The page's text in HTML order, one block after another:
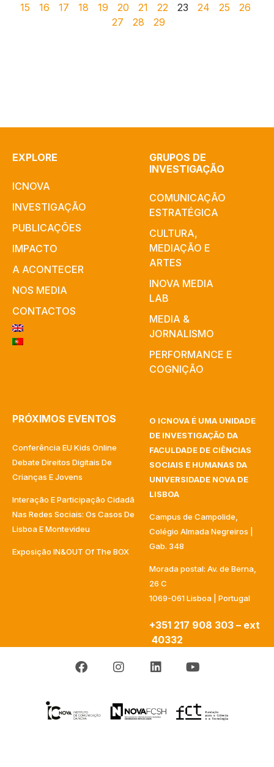
15
16 17 18 19 20 21 22 23 24 25
26
27
28 29
EXPLORE
ICNOVA
INVESTIGAÇÃO
PUBLICAÇÕES
IMPACTO
A ACONTECER
NOS MEDIA
CONTACTOS
GRUPOS DE
INVESTIGAÇÃO
COMUNICAÇÃO
ESTRATÉGICA
CULTURA,
MEDIAÇÃO E
ARTES​
INOVA MEDIA
LAB
MEDIA &
JORNALISMO
PERFORMANCE E
COGNIÇÃO
PRÓXIMOS EVENTOS
Conferência EU Kids Online
Debate Direitos Digitais De
Crianças E Jovens
Interação E Participação Cidadã
Nas Redes Sociais: Os Casos De
Lisboa E Montevideu
Exposição IN&OUT Of The BOX
O ICNOVA É UMA UNIDADE
DE INVESTIGAÇÃO DA
FACULDADE DE CIÊNCIAS
SOCIAIS E HUMANAS DA
UNIVERSIDADE NOVA DE
LISBOA
Campus de Campolide,
Colégio Almada Negreiros |
Gab. 348
Morada postal: Av. de Berna,
26 C
1069-061 Lisboa | Portugal
+351 217 908 303 – ext
40332